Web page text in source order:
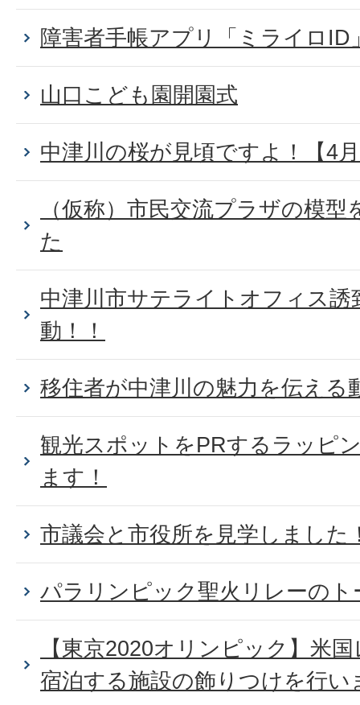
障害者手帳アプリ「ミライロID
山口こども園開園式
中津川の桜が見頃ですよ！【4
（仮称）市民交流プラザの模
た
中津川市サテライトオフィス
動！！
移住者が中津川の魅力を伝える
観光スポットをPRするラッピ
ます！
市議会と市役所を見学しました
パラリンピック聖火リレーのト
【東京2020オリンピック】米
宿泊する施設の飾りつけを行い